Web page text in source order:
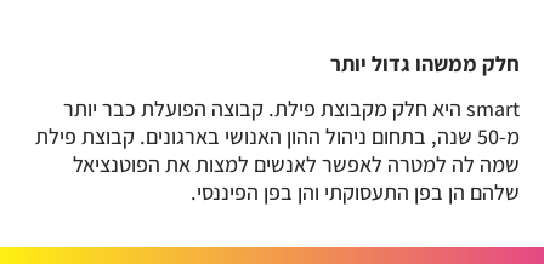
חלק ממשהו גדול יותר
smart היא חלק מקבוצת פילת. קבוצה הפועלת כבר יותר
מ-50 שנה, בתחום ניהול ההון האנושי בארגונים. קבוצת פילת
שמה לה למטרה לאפשר לאנשים למצות את הפוטנציאל
שלהם הן בפן התעסוקתי והן בפן הפיננסי.